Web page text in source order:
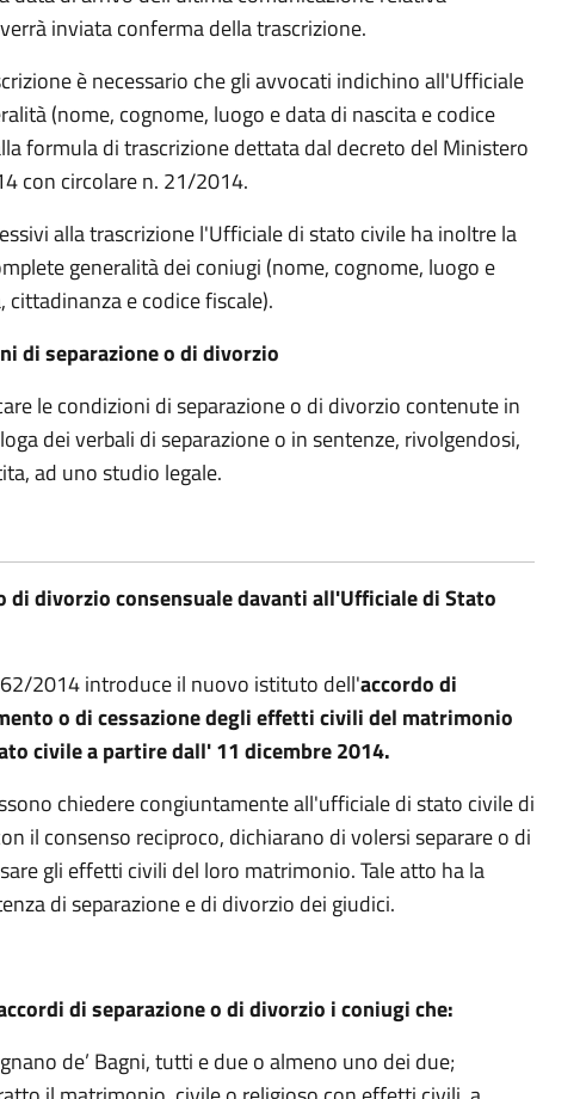
inviata conferma della trascrizione.
è necessario che gli avvocati indichino all'Ufficiale
(nome, cognome, luogo e data di nascita e codice
formula di trascrizione dettata dal decreto del Ministero
con circolare n. 21/2014.
alla trascrizione l'Ufficiale di stato civile ha inoltre la
generalità dei coniugi (nome, cognome, luogo e
cittadinanza e codice fiscale).
di separazione o di divorzio
le condizioni di separazione o di divorzio contenute in
dei verbali di separazione o in sentenze, rivolgendosi,
ad uno studio legale.
di divorzio consensuale davanti all'Ufficiale di Stato
2014 introduce il nuovo istituto dell'accordo di
o di cessazione degli effetti civili del matrimonio
civile a partire dall' 11 dicembre 2014.
chiedere congiuntamente all'ufficiale di stato civile di
il consenso reciproco, dichiarano di volersi separare o di
gli effetti civili del loro matrimonio. Tale atto ha la
di separazione e di divorzio dei giudici.
di separazione o di divorzio i coniugi che:
de’ Bagni, tutti e due o almeno uno dei due;